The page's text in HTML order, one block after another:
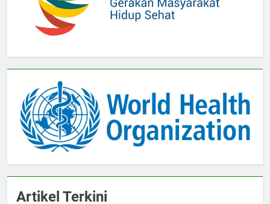
Artikel Terkini